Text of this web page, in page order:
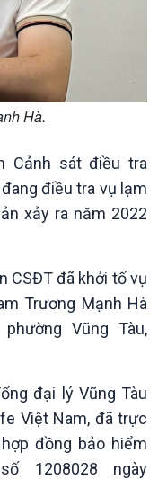
Hà.
Cảnh sát điều tra
điều tra vụ lạm
xảy ra năm 2022
CSĐT đã khởi tố vụ
Trương Mạnh Hà
Vũng Tàu,
đại lý Vũng Tàu
Việt Nam, đã trực
đồng bảo hiểm
1208028 ngày